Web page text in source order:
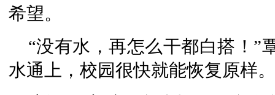
希望。
“没有水，再怎么干都白搭！”
水通上，校园很快就能恢复原样